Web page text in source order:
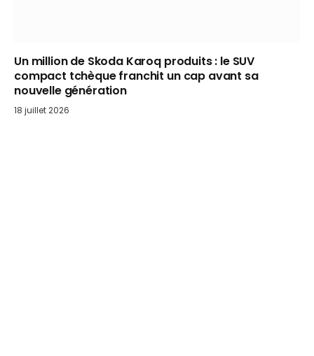
Un million de Skoda Karoq produits : le SUV
compact tchèque franchit un cap avant sa
nouvelle génération
18 juillet 2026